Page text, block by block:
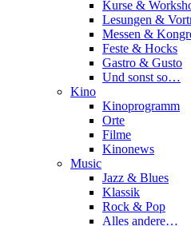
Kurse &
Lesungen &
Messen &
Feste & Hocks
Gastro & Gusto
Und sonst so…
Kino
Kinoprogramm
Orte
Filme
Kinonews
Music
Jazz & Blues
Klassik
Rock & Pop
Alles andere…